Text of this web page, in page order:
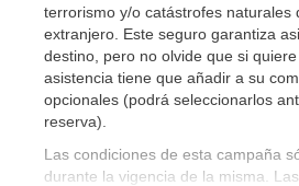
terrorismo y/o catástrofes naturales
extranjero. Este seguro garantiza
destino, pero no olvide que si
asistencia tiene que añadir a su
opcionales (podrá seleccionarlos
reserva)
Las condiciones de esta campaña
durante la vigencia de la misma.